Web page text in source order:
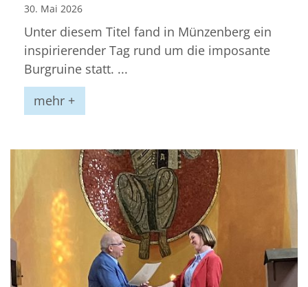
30. Mai 2026
Unter diesem Titel fand in Münzenberg ein
inspirierender Tag rund um die imposante
Burgruine statt. ...
mehr +